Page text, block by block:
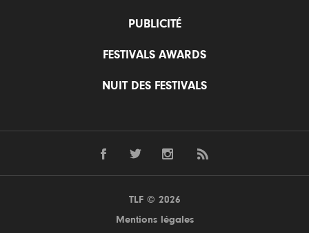
PUBLICITÉ
FESTIVALS AWARDS
NUIT DES FESTIVALS
TLF © 2026
Mentions légales